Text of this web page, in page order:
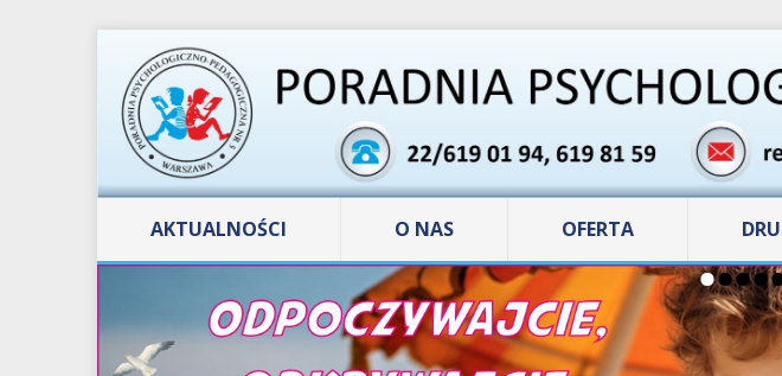
AKTUALNOŚCI O NAS OFERTA